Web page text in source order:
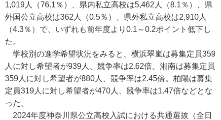
1,019人（76.1％）、県内私立高校は5,462人（8.1％）、県
外国公立高校は362人（0.5％）、県外私立高校は2,910人
（4.3％）で、いずれも前年度より0.1～0.2ポイント低下し
た。
学校別の進学希望状況をみると、横浜翠嵐は募集定員359
人に対し希望者が939人、競争率は2.62倍。湘南は募集定員
359人に対し希望者が880人、競争率は2.45倍。柏陽は募集
定員319人に対し希望者が470人、競争率は1.47倍などとな
った。
2024年度神奈川県公立高校入試における共通選抜（全日